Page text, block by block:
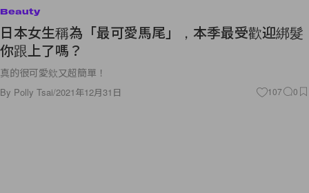
Beauty
日本女生稱為「最可愛馬尾」，本季最受歡迎綁髮
你跟上了嗎？
真的很可愛欸又超簡單！
By Polly Tsai/2021年12月31日 107 0